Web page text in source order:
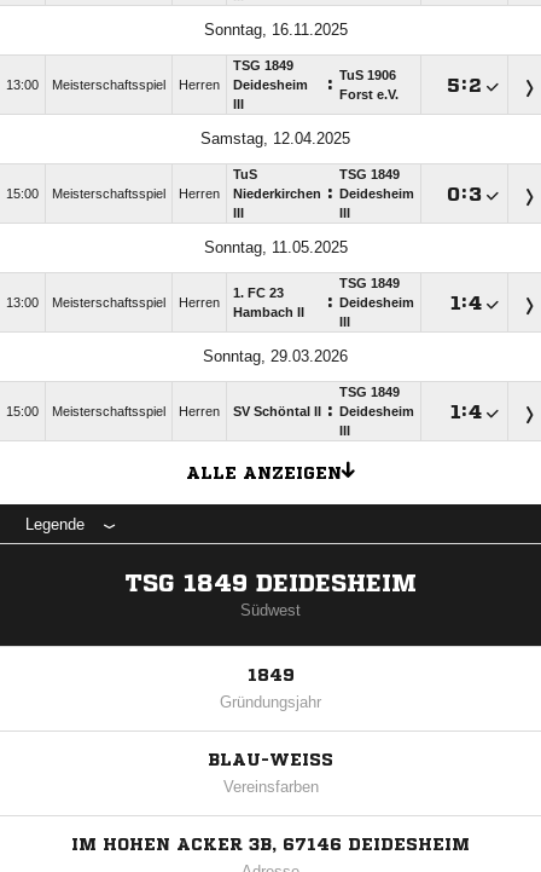
Sonntag, 16.11.2025
13:00 Meisterschaftsspiel Herren
TSG 1849
Deidesheim
: TuS 1906
Forst e.V.
:
Samstag, 12.04.2025
15:00 Meisterschaftsspiel Herren
TuS
Niederkirchen :
TSG 1849
Deidesheim
:
Sonntag, 11.05.2025
13:00 Meisterschaftsspiel Herren
1. FC 23
Hambach II
:
TSG 1849
Deidesheim
:
Sonntag, 29.03.2026
15:00 Meisterschaftsspiel Herren SV Schöntal II :
TSG 1849
Deidesheim
:
ALLE ANZEIGEN
Legende
TSG 1849 DEIDESHEIM
Südwest
1849
Gründungsjahr
BLAU-WEISS
Vereinsfarben
IM HOHEN ACKER 3B, 67146 DEIDESHEIM